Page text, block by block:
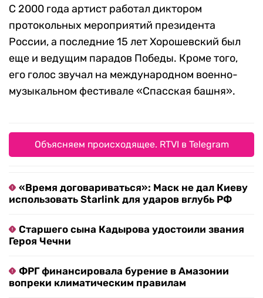
С 2000 года артист работал диктором
протокольных мероприятий президента
России, а последние 15 лет Хорошевский был
еще и ведущим парадов Победы. Кроме того,
его голос звучал на международном военно-
музыкальном фестивале «Спасская башня».
Объясняем происходящее. RTVI в Telegram
«Время договариваться»: Маск не дал Киеву
использовать Starlink для ударов вглубь РФ
Старшего сына Кадырова удостоили звания
Героя Чечни
ФРГ финансировала бурение в Амазонии
вопреки климатическим правилам